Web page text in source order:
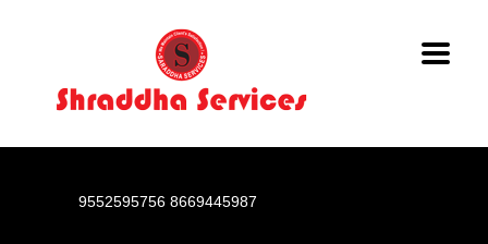
9552595756 8669445987